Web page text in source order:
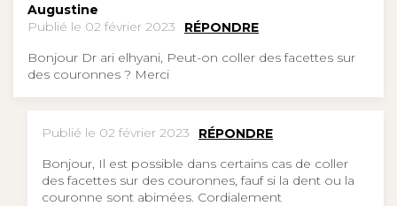
Augustine
Publié le 02 février 2023
RÉPONDRE
Bonjour Dr ari elhyani, Peut-on coller des facettes sur
des couronnes ? Merci
Publié le 02 février 2023
RÉPONDRE
Bonjour, Il est possible dans certains cas de coller
des facettes sur des couronnes, fauf si la dent ou la
couronne sont abimées. Cordialement